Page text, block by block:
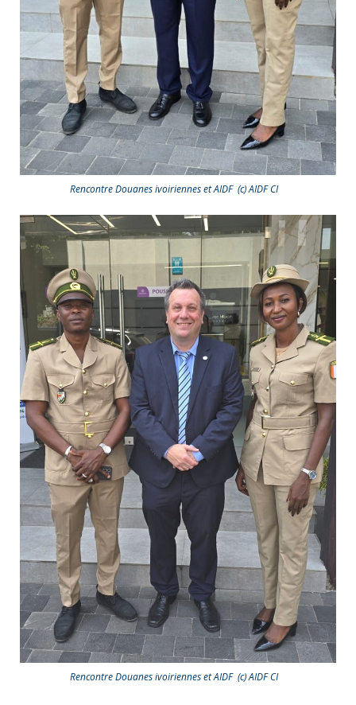
Rencontre Douanes ivoiriennes et AIDF (c) AIDF CI
Rencontre Douanes ivoiriennes et AIDF (c) AIDF CI